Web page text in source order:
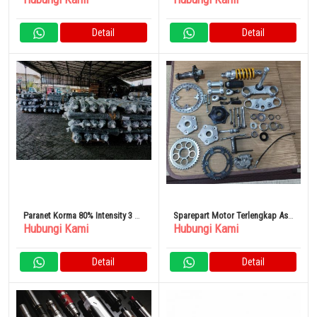
Detail Detail
Paranet Korma 80% Intensity 3 x
100 Meter
Hubungi Kami
Detail
Sparepart Motor Terlengkap Asli
Dari Jepang
Hubungi Kami
Detail